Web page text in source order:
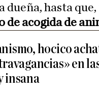
dueña, hasta
de acogida de
hocico
en
insana